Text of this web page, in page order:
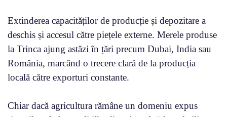
Extinderea capacităților de producție și depozitare a
deschis și accesul către piețele externe. Merele produse
la Trinca ajung astăzi în țări precum Dubai, India sau
România, marcând o trecere clară de la producția
locală către exporturi constante.
Chiar dacă agricultura rămâne un domeniu expus